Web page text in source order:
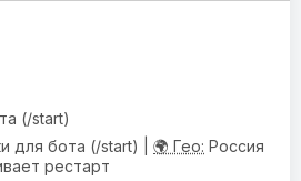
(/start)
для бота (/start) | 🌍 Гео: Россия
рестарт